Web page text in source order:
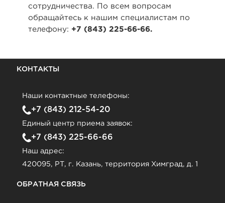
сотрудничества. По всем вопросам
обращайтесь к нашим специалистам по
телефону: +7 (843) 225-66-66.
КОНТАКТЫ
Наши контактные телефоны:
+7 (843) 212-54-20
Единый центр приема заявок:
+7 (843) 225-66-66
Наш адрес:
420095, РТ, г. Казань, территория Химград, д. 1
ОБРАТНАЯ СВЯЗЬ